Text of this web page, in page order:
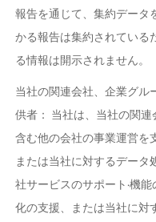
報告を通じて、集約データ
かる報告は集約されている
る情報は開示されません。
当社の関連会社、企業グル
供者： 当社は、当社の関
含む他の会社の事業運営を
または当社に対するデータ
社サービスのサポート·機能
化の支援、または当社に対